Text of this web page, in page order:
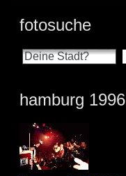
fotosuche
hamburg 1996